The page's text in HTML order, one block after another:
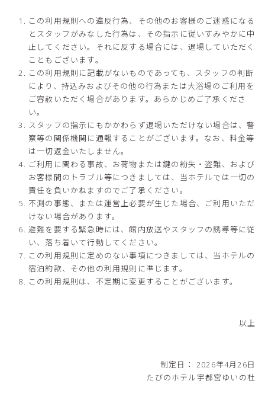
この利用規則への違反行為、その他のお客様のご迷惑になる
とスタッフがみなした行為は、その指示に従いすみやかに中
止してください。それに反する場合には、退場していただく
こともございます。
この利用規則に記載がないものであっても、スタッフの判断
により、持込みおよびその他の行為または大浴場のご利用を
ご容赦いただく場合があります。あらかじめご了承くださ
い。
スタッフの指示にもかかわらず退場いただけない場合は、警
察等の関係機関に通報することがございます。なお、料金等
は一切返金いたしません。
ご利用に関わる事故、お荷物または鍵の紛失・盗難、および
お客様間のトラブル等につきましては、当ホテルでは一切の
責任を負いかねますのでご了承ください。
不測の事態、または運営上必要が生じた場合、ご利用いただ
けない場合があります。
避難を要する緊急時には、館内放送やスタッフの誘導等に従
い、落ち着いて行動してください。
この利用規則に定めのない事項につきましては、当ホテルの
宿泊約款、その他の利用規則に準じます。
この利用規則は、不定期に変更することがございます。
以上
制定日： 2026年4月26日
たびのホテル宇都宮ゆいの杜